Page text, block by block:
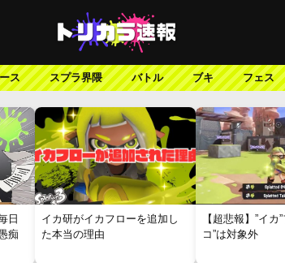
ス スプラ界隈 バトル ブキ フェス
日
痴
イカ研がイカフローを追加し
た本当の理由
【超悲報】”イカ
コ”は対象外